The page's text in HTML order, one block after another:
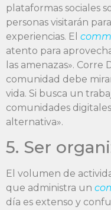
plataformas sociales
personas visitarán
experiencias. El
atento para
las amenazas».
comunidad debe
vida. Si busca un
comunidades
alternativa».
5. Ser
El volumen de
que administra un
día es extenso y